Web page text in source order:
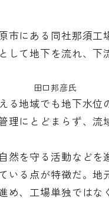
市にある同社那須工
て地下を流れ、下
田口邦彦氏
る地域でも地下水位
理にとどまらず、
然を守る活動など
いる点が特徴だ。
め、工場単独では